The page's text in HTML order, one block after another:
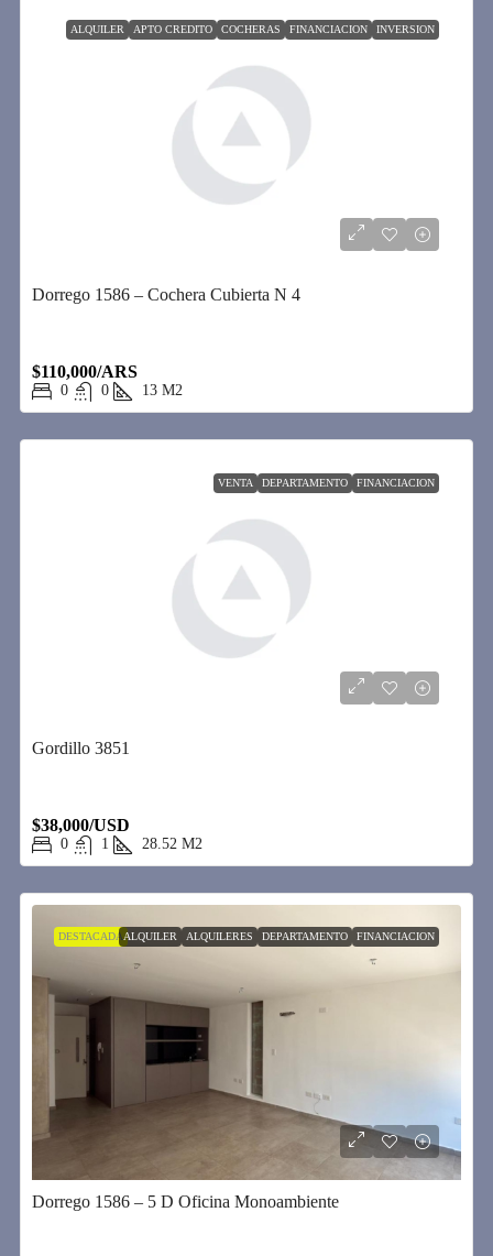
ALQUILER APTO CREDITO COCHERAS FINANCIACION INVERSION
Dorrego 1586 – Cochera Cubierta N 4
$110,000/ARS
0 0 13 M2
VENTA DEPARTAMENTO FINANCIACION
Gordillo 3851
$38,000/USD
0 1 28.52 M2
DESTACADAALQUILER ALQUILERES DEPARTAMENTO FINANCIACION
Dorrego 1586 – 5 D Oficina Monoambiente